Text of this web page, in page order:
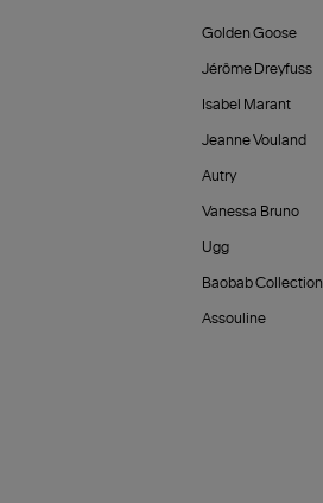
Golden Goose
Jérôme Dreyfuss
Isabel Marant
Jeanne Vouland
Autry
Vanessa Bruno
Ugg
Baobab Collection
Assouline